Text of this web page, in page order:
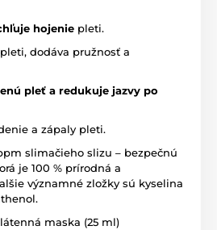
hojenie pleti.
pleti, dodáva pružnosť a
pleť a redukuje jazvy po
a zápaly pleti.
slimačieho slizu – bezpečnú
je 100 % prírodná a
významné zložky sú kyselina
maska (25 ml)